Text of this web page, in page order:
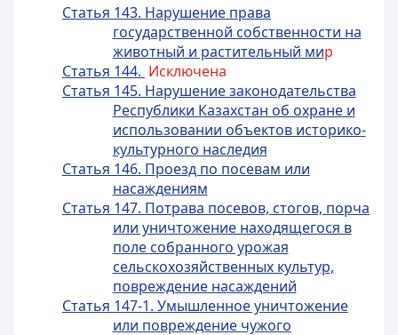
Статья 143. Нарушение права
государственной собственности на
животный и растительный мир
Статья 144. Исключена
Статья 145. Нарушение законодательства
Республики Казахстан об охране и
использовании объектов историко-
культурного наследия
Статья 146. Проезд по посевам или
насаждениям
Статья 147. Потрава посевов, стогов, порча
или уничтожение находящегося в
поле собранного урожая
сельскохозяйственных культур,
повреждение насаждений
Статья 147-1. Умышленное уничтожение
или повреждение чужого